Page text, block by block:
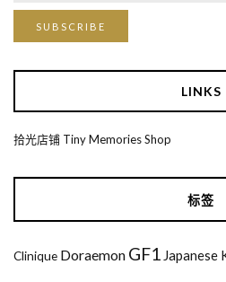
LINKS
拾光店铺 Tiny Memories Shop
标签
Clinique Doraemon GF1 Japanese